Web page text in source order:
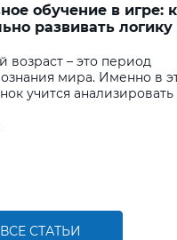
обучение в игре:
развивать логику
возраст – это период
мира. Именно в
учится анализировать
СТАТЬИ